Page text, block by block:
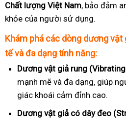
Chất lượng Việt Nam, bảo đảm
khỏe của người sử dụng.
Khám phá các dòng dương
tế và đa dạng tính năng:
Dương vật giả rung
mạnh mẽ và đa dạng, giúp
giác khoái cảm đỉnh cao.
Dương vật giả có dây đeo